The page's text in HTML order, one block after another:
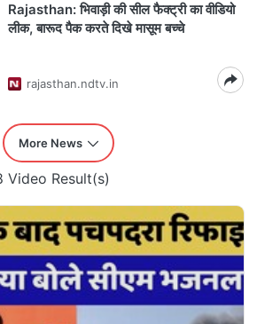
Rajasthan: भिवाड़ी की सील फैक्ट्री का वीडियो
लीक, बारूद पैक करते दिखे मासूम बच्चे
rajasthan.ndtv.in
More News
Video Result(s)